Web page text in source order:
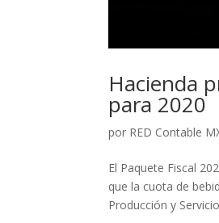
Hacienda
para 2020
por RED Contable
El Paquete Fiscal
que la cuota de
Producción y